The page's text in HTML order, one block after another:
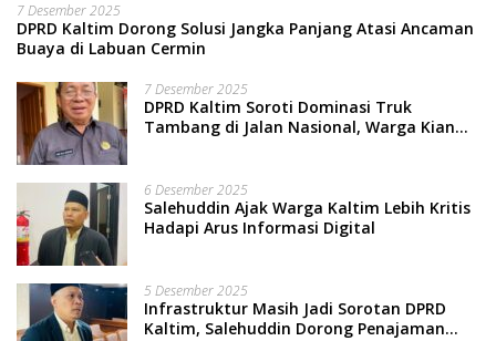
7 Desember 2025
DPRD Kaltim Dorong Solusi Jangka Panjang Atasi Ancaman
Buaya di Labuan Cermin
7 Desember 2025
DPRD Kaltim Soroti Dominasi Truk
Tambang di Jalan Nasional, Warga Kian
6 Desember 2025
Salehuddin Ajak Warga Kaltim Lebih Kritis
Hadapi Arus Informasi Digital
5 Desember 2025
Infrastruktur Masih Jadi Sorotan DPRD
Kaltim, Salehuddin Dorong Penajaman